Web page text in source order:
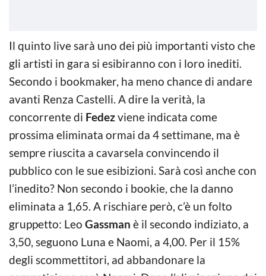
Il quinto live sarà uno dei più importanti visto che
gli artisti in gara si esibiranno con i loro inediti.
Secondo i bookmaker, ha meno chance di andare
avanti Renza Castelli. A dire la verità, la
concorrente di Fedezviene indicata come
prossima eliminata ormai da 4 settimane, ma è
sempre riuscita a cavarsela convincendo il
pubblico con le sue esibizioni. Sarà così anche con
l’inedito? Non secondo i bookie, che la danno
eliminata a 1,65. A rischiare però, c’è un folto
gruppetto: Leo Gassman è il secondo indiziato, a
3,50, seguono Luna e Naomi, a 4,00. Per il 15%
degli scommettitori, ad abbandonare la